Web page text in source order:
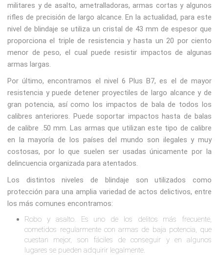
militares y de asalto, ametralladoras, armas cortas y algunos
rifles de precisión de largo alcance. En la actualidad, para este
nivel de blindaje se utiliza un cristal de 43 mm de espesor que
proporciona el triple de resistencia y hasta un 20 por ciento
menor de peso, el cual puede resistir impactos de algunas
armas largas.
Por último, encontramos el nivel 6 Plus B7, es el de mayor
resistencia y puede detener proyectiles de largo alcance y de
gran potencia, así como los impactos de bala de todos los
calibres anteriores. Puede soportar impactos hasta de balas
de calibre .50 mm. Las armas que utilizan este tipo de calibre
en la mayoría de los países del mundo son ilegales y muy
costosas, por lo que suelen ser usadas únicamente por la
delincuencia organizada para atentados.
Los distintos niveles de blindaje son utilizados como
protección para una amplia variedad de actos delictivos, entre
los más comunes encontramos:
Robo y asalto. Es uno de los delitos más frecuente,
cometidos regularmente con armas de baja potencia, que
cuestan mejor, son fáciles de conseguir y en algunos
lugares se pueden adquirir legalmente.